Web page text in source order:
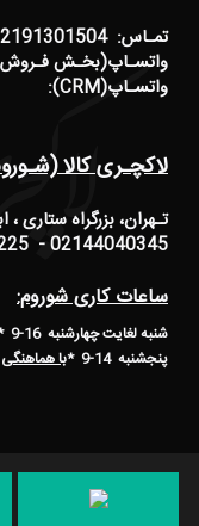
تمـاس: 02191301504 - 02144005400
واتسـاپ(بخـش فـروش):
واتسـاپ(CRM): 09999971097
لاکچـری کالا
تـهران، بزرگراه ستاری
02144040345 - 02144040225
ساعات کاری شوروم:
شنبه لغایت چهارشنبه 16-9 *
پنجشنبه 14-9
*با